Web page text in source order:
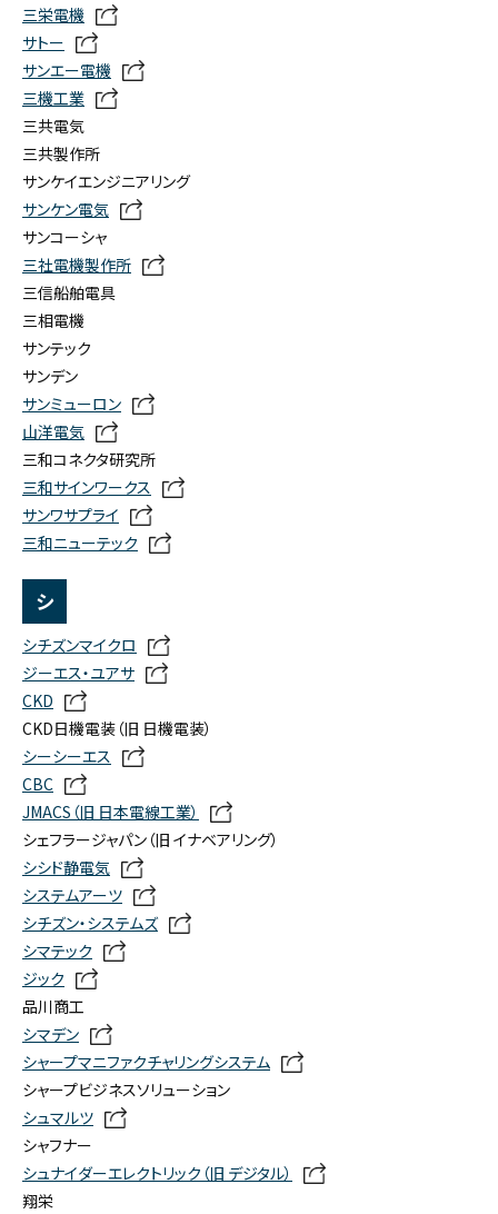
三栄電機
サトー
サンエー電機
三機工業
三共電気
三共製作所
サンケイエンジニアリング
サンケン電気
サンコーシャ
三社電機製作所
三信船舶電具
三相電機
サンテック
サンデン
サンミューロン
山洋電気
三和コネクタ研究所
三和サインワークス
サンワサプライ
三和ニューテック
シ
シチズンマイクロ
ジーエス・ユアサ
CKD
CKD日機電装（旧 日機電装）
シーシーエス
CBC
JMACS（旧 日本電線工業）
シェフラージャパン（旧 イナベアリング）
シシド静電気
システムアーツ
シチズン・システムズ
シマテック
ジック
品川商工
シマデン
シャープマニファクチャリングシステム
シャープビジネスソリューション
シュマルツ
シャフナー
シュナイダーエレクトリック（旧 デジタル）
翔栄